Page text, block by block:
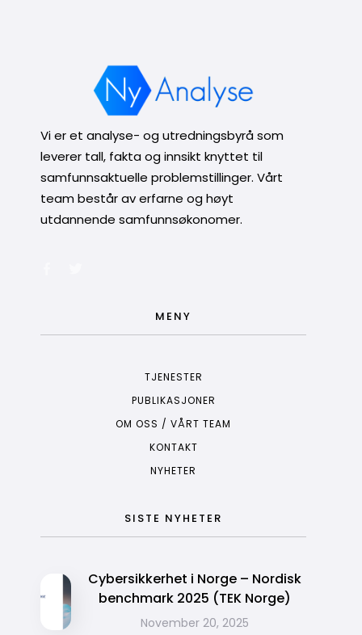
Vi er et analyse- og utredningsbyrå som
leverer tall, fakta og innsikt knyttet til
samfunnsaktuelle problemstillinger. Vårt
team består av erfarne og høyt
utdannende samfunnsøkonomer.
MENY
TJENESTER
PUBLIKASJONER
OM OSS / VÅRT TEAM
KONTAKT
NYHETER
SISTE NYHETER
Cybersikkerhet i Norge – Nordisk
benchmark 2025 (TEK Norge)
November 20, 2025